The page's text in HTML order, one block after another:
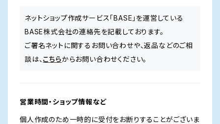
ネットショップ作成サービス「BASE」を運営している
BASE株式会社の連絡先を記載しております。
ご署名ネットに関するお問い合わせや、返品などのご相
談は、 こちらからお問い合わせください。
営業時間・ショップ情報など
個人作成のため一時的に受付をお断りすることがございま